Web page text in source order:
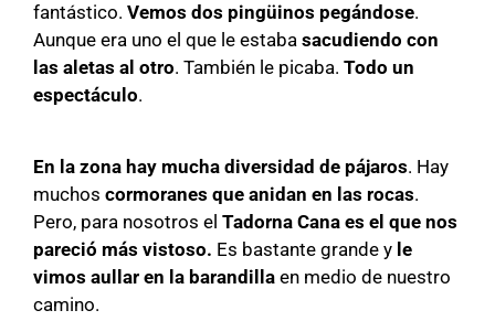
fantástico. Vemos dos pingüinos pegándose.
Aunque era uno el que le estaba sacudiendo con
las aletas al otro. También le picaba. Todo un
espectáculo.
En la zona hay mucha diversidad de pájaros. Hay
muchos cormoranes que anidan en las rocas.
Pero, para nosotros el Tadorna Cana es el que nos
pareció más vistoso. Es bastante grande y le
vimos aullar en la barandilla en medio de nuestro
camino.